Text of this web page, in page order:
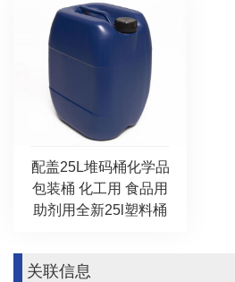
配盖25L堆码桶化学品
包装桶 化工用 食品用
助剂用全新25l塑料桶
关联信息